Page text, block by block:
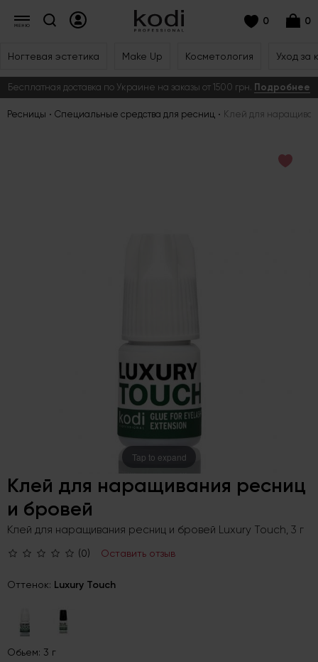
0 0
Ногтевая эстетика Make Up Косметология Уход за
Бесплатная доставка по Украине на заказы от 1500 грн. Подробнее
Ресницы Специальные средства для ресниц Клей для
Tap to expand
Клей для наращивания ресниц
и бровей
Клей для наращивания ресниц и бровей Luxury Touch, 3 г
(0) Оставить отзыв
Оттенок: Luxury Touch
Обьем: 3 г